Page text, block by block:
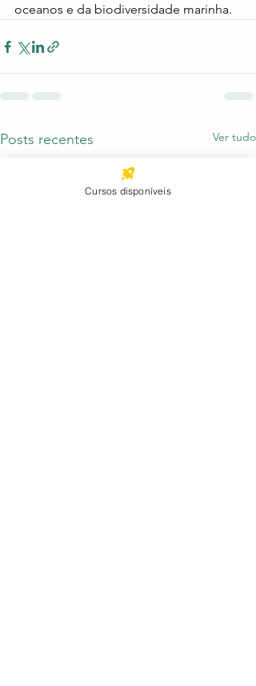
oceanos e da biodiversidade marinha.
Posts recentes Ver tudo
Cursos disponíveis